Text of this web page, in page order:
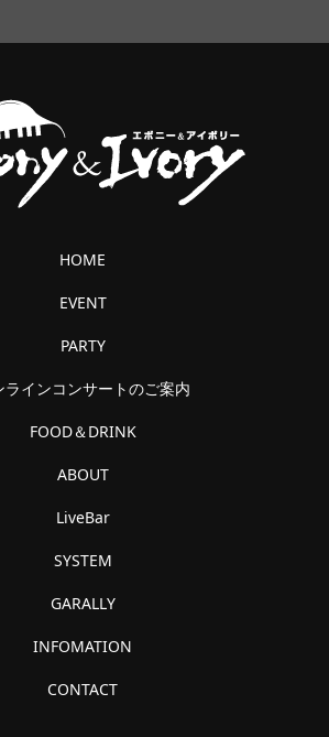
HOME
EVENT
PARTY
ラインコンサートのご案内
FOOD＆DRINK
ABOUT
LiveBar
SYSTEM
GARALLY
INFOMATION
CONTACT